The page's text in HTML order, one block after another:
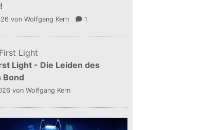
von Wolfgang Kern 1
Light - Die Leiden des
Bond
von Wolfgang Kern